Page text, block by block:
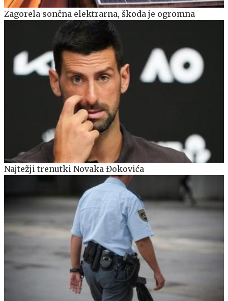
Zagorela sončna elektrarna, škoda je ogromna
Najtežji trenutki Novaka Đokovića